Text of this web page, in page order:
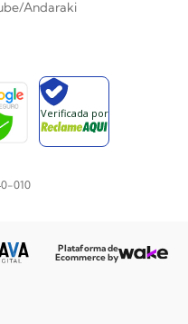
Andaraki
Verificada por
010
Plataforma de
Ecommerce by